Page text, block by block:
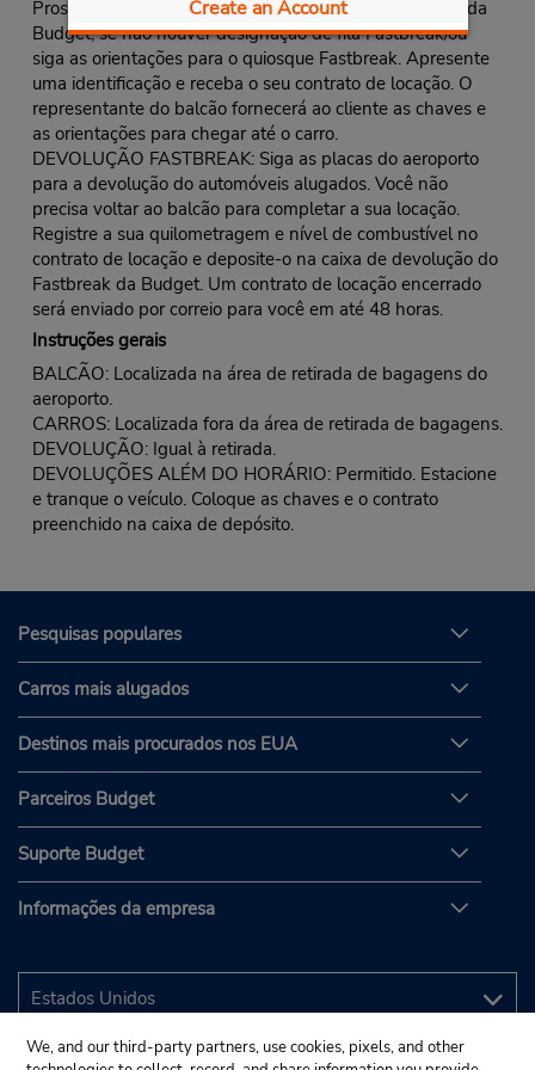
Create an Account
Prossiga para a fila do balcão Fastbreak/ou fila normal da
Budget, se não houver designação de fila Fastbreak/ou
siga as orientações para o quiosque Fastbreak. Apresente
uma identificação e receba o seu contrato de locação. O
representante do balcão fornecerá ao cliente as chaves e
as orientações para chegar até o carro.
DEVOLUÇÃO FASTBREAK: Siga as placas do aeroporto
para a devolução do automóveis alugados. Você não
precisa voltar ao balcão para completar a sua locação.
Registre a sua quilometragem e nível de combustível no
contrato de locação e deposite-o na caixa de devolução do
Fastbreak da Budget. Um contrato de locação encerrado
será enviado por correio para você em até 48 horas.
Instruções gerais
BALCÃO: Localizada na área de retirada de bagagens do
aeroporto.
CARROS: Localizada fora da área de retirada de bagagens.
DEVOLUÇÃO: Igual à retirada.
DEVOLUÇÕES ALÉM DO HORÁRIO: Permitido. Estacione
e tranque o veículo. Coloque as chaves e o contrato
preenchido na caixa de depósito.
Pesquisas populares
Carros mais alugados
Destinos mais procurados nos EUA
Parceiros Budget
Suporte Budget
Informações da empresa
We, and our third-party partners, use cookies, pixels, and other